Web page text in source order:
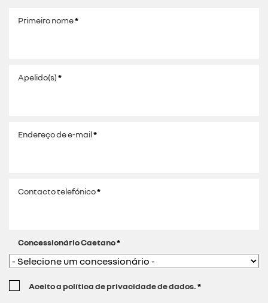
Primeiro nome*
Apelido(s)*
Endereço de e-mail*
Contacto telefónico*
Concessionário Caetano*
Aceito a política de privacidade de dados.*